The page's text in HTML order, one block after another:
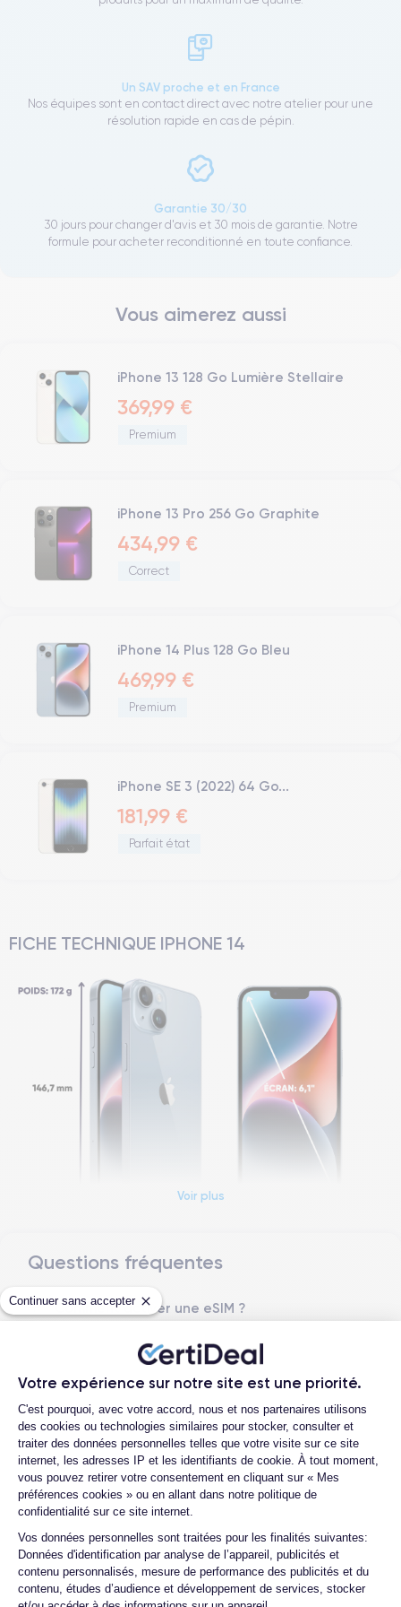
Continuer sans accepter
Votre expérience sur notre site est une priorité.
Plateforme de Gestion du
C'est pourquoi, avec votre accord, nous et nos partenaires utilisons
des cookies ou technologies similaires pour stocker, consulter et
traiter des données personnelles telles que votre visite sur ce site
internet, les adresses IP et les identifiants de cookie. À tout moment,
vous pouvez retirer votre consentement en cliquant sur « Mes
préférences cookies » ou en allant dans notre politique de
confidentialité sur ce site internet.
Vos données personnelles sont traitées pour les finalités suivantes:
Données d'identification par analyse de l’appareil, publicités et
contenu personnalisés, mesure de performance des publicités et du
contenu, études d’audience et développement de services, stocker
Axeptio consent
Un SAV proche et en France
Nos équipes sont en contact direct avec notre atelier pour une
résolution rapide en cas de pépin.
Garantie 30/30
30 jours pour changer d'avis et 30 mois de garantie. Notre
formule pour acheter reconditionné en toute confiance.
Vous aimerez aussi
iPhone 13 128 Go Lumière Stellaire
369,99 €
Premium
iPhone 13 Pro 256 Go Graphite
434,99 €
Correct
iPhone 14 Plus 128 Go Bleu
469,99 €
Premium
iPhone SE 3 (2022) 64 Go...
181,99 €
Parfait état
FICHE TECHNIQUE IPHONE 14
Dimensions et poids iPhone 14
Système exploitation
146.7×71.5×7.8 mm
Poids
172 g
Écran
OLED 6.1 pouces
Résolution écran
2532 x 1170 pixels
RAM
6 Go
Memoire interne
128,256 ,512 Go
Nom de la puce
Puce A15 Bionic
Nombre de cœurs
6
Nom GPU Fréq. processeur
Voir plus
Questions fréquentes
Comment activer une eSIM ?
SIM et une eSIM ?
Quelle est la différence entre un iPhone
14 d'occasion et un iPhone 14
reconditionné ?
Quelle est la durée de vie d'un iPhone 14
reconditionné ?
Proposez-vous une assurance en cas de
casse due à des chocs ou à des chutes ?
Quelles sont les options disponibles sur
les batteries ?
Quels sont les accessoires inclus dans la